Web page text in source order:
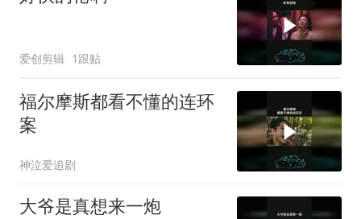
爱创剪辑 1跟贴
福尔摩斯都看不懂的连环
案
神泣爱追剧
大爷是真想来一炮